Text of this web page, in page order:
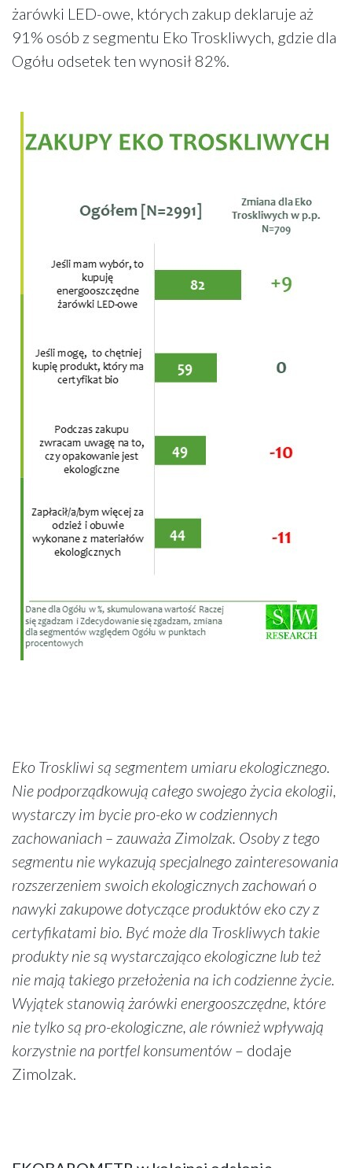
żarówki LED-owe, których zakup deklaruje aż
91% osób z segmentu Eko Troskliwych, gdzie dla
Ogółu odsetek ten wynosił 82%.
Eko Troskliwi są segmentem umiaru ekologicznego.
Nie podporządkowują całego swojego życia ekologii,
wystarczy im bycie pro-eko w codziennych
zachowaniach – zauważa Zimolzak. Osoby z tego
segmentu nie wykazują specjalnego zainteresowania
rozszerzeniem swoich ekologicznych zachowań o
nawyki zakupowe dotyczące produktów eko czy z
certyfikatami bio. Być może dla Troskliwych takie
produkty nie są wystarczająco ekologiczne lub też
nie mają takiego przełożenia na ich codzienne życie.
Wyjątek stanowią żarówki energooszczędne, które
nie tylko są pro-ekologiczne, ale również wpływają
korzystnie na portfel konsumentów – dodaje
Zimolzak.